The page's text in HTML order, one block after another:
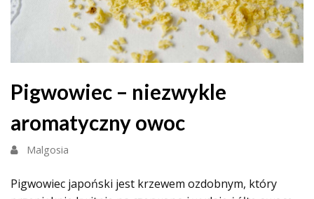
Pigwowiec – niezwykle
aromatyczny owoc
Malgosia
Pigwowiec japoński jest krzewem ozdobnym, który